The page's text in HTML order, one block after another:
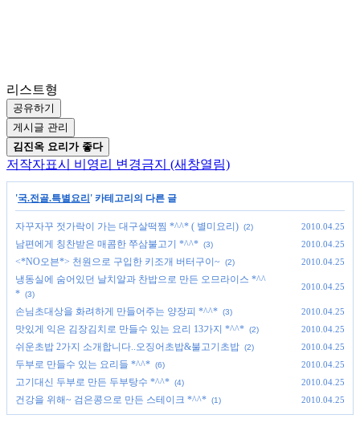
리스트형
공유하기
게시글 관리
김진옥 요리가 좋다
저작자표시 비영리 변경금지 (새창열림)
'국.전골.특별요리 ' 카테고리의 다른 글
자꾸자꾸 젓가락이 가는 대구살떡찜 *^^* ( 별미요리) (2) 2010.04.25
남편에게 칭찬받은 매콤한 쭈삼불고기 *^^* (3) 2010.04.25
<*NO오븐*> 천원으로 구입한 키조개 버터구이~ (2) 2010.04.25
냉동실에 숨어있던 날치알과 찬밥으로 만든 오므라이스 *^^
* (3)
2010.04.25
손님초대상을 화려하게 만들어주는 양장피 *^^* (3) 2010.04.25
맛있게 익은 김장김치로 만들수 있는 요리 13가지 *^^* (2) 2010.04.25
쉬운초밥 2가지 소개합니다..오징어초밥&불고기초밥 (2) 2010.04.25
두부로 만들수 있는 요리들 *^^* (6) 2010.04.25
고기대신 두부로 만든 두부탕수 *^^* (4) 2010.04.25
건강을 위해~ 검은콩으로 만든 스테이크 *^^* (1) 2010.04.25